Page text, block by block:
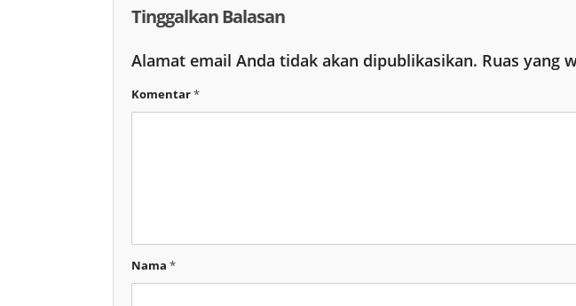
Tinggalkan Balasan
Alamat email Anda tidak akan dipublikasikan. Ruas yang
Komentar*
Nama *